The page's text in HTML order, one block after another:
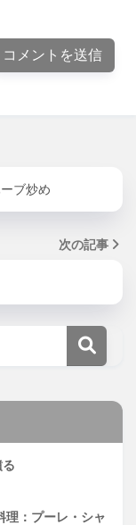
ブ炒め
次の記事
理：プーレ・シャ